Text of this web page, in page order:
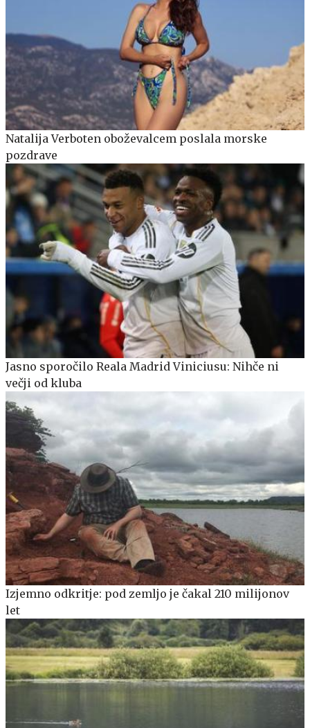
Natalija Verboten oboževalcem poslala morske
pozdrave
Jasno sporočilo Reala Madrid Viniciusu: Nihče ni
večji od kluba
Izjemno odkritje: pod zemljo je čakal 210 milijonov
let